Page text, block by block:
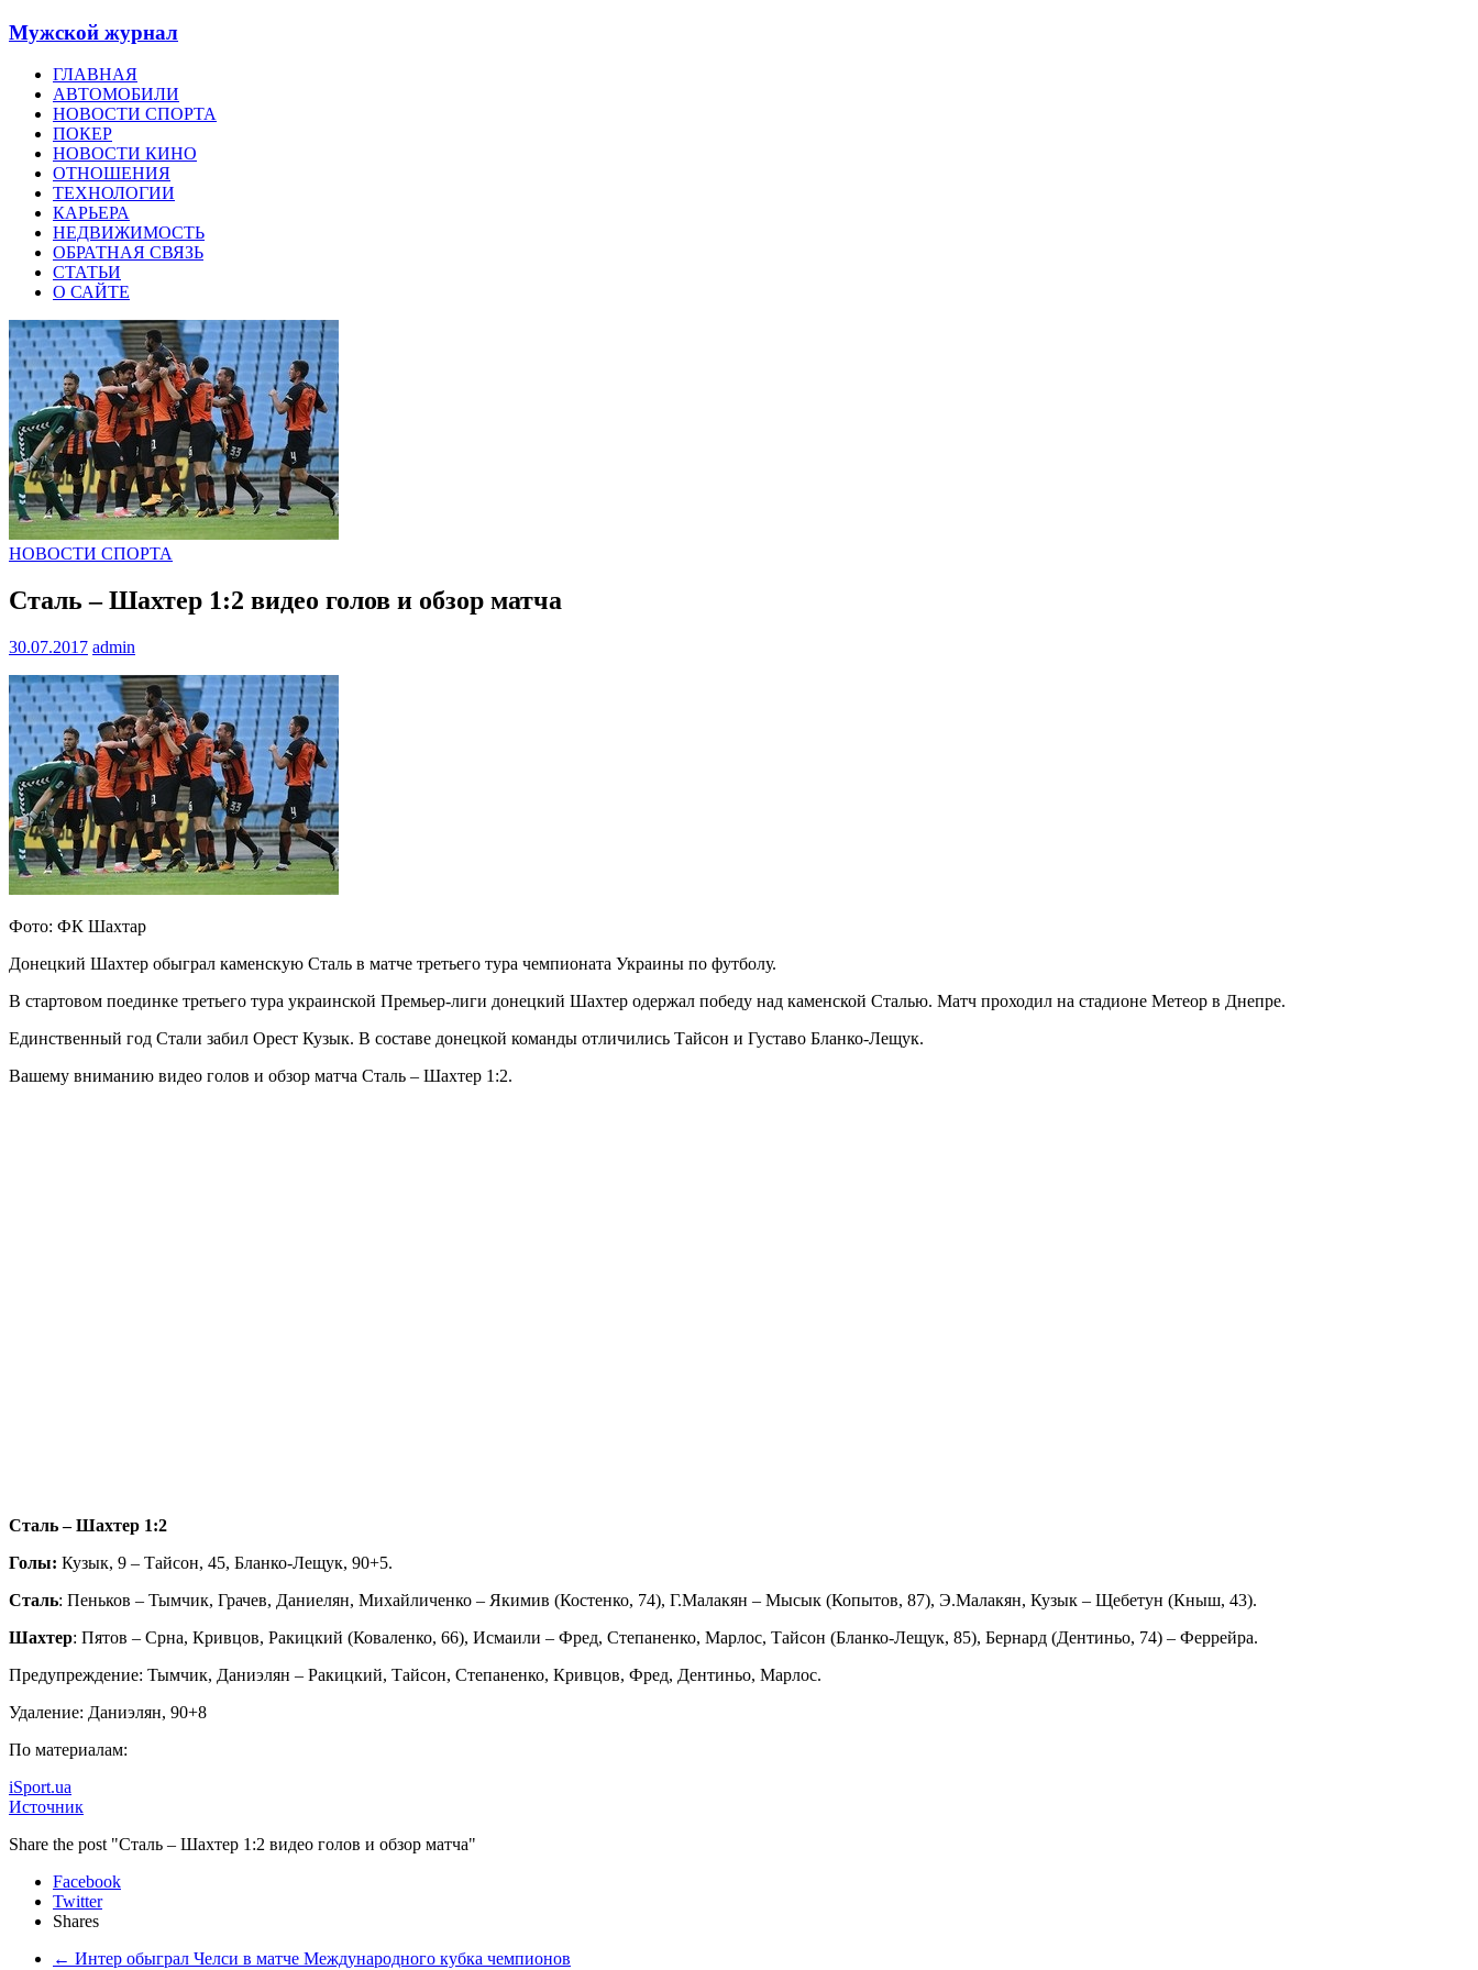
Мужской журнал
ГЛАВНАЯ
АВТОМОБИЛИ
НОВОСТИ СПОРТА
ПОКЕР
НОВОСТИ КИНО
ОТНОШЕНИЯ
ТЕХНОЛОГИИ
КАРЬЕРА
НЕДВИЖИМОСТЬ
ОБРАТНАЯ СВЯЗЬ
СТАТЬИ
О САЙТЕ
НОВОСТИ СПОРТА
Сталь – Шахтер 1:2 видео голов и обзор матча
30.07.2017 admin
Фото: ФК Шахтар
Донецкий Шахтер обыграл каменскую Сталь в матче третьего тура чемпионата Украины по футболу.
В стартовом поединке третьего тура украинской Премьер-лиги донецкий Шахтер одержал победу над каменской Сталью. Матч проходил на стадионе Метеор в Днепре.
Единственный год Стали забил Орест Кузык. В составе донецкой команды отличились Тайсон и Густаво Бланко-Лещук.
Вашему вниманию видео голов и обзор матча Сталь – Шахтер 1:2.
Сталь – Шахтер 1:2
Голы: Кузык, 9 – Тайсон, 45, Бланко-Лещук, 90+5.
Сталь: Пеньков – Тымчик, Грачев, Даниелян, Михайличенко – Якимив (Костенко, 74), Г.Малакян – Мысык (Копытов, 87), Э.Малакян, Кузык – Щебетун (Кныш, 43).
Шахтер: Пятов – Срна, Кривцов, Ракицкий (Коваленко, 66), Исмаили – Фред, Степаненко, Марлос, Тайсон (Бланко-Лещук, 85), Бернард (Дентиньо, 74) – Феррейра.
Предупреждение: Тымчик, Даниэлян – Ракицкий, Тайсон, Степаненко, Кривцов, Фред, Дентиньо, Марлос.
Удаление: Даниэлян, 90+8
По материалам:
iSport.ua
Источник
Share the post "Сталь – Шахтер 1:2 видео голов и обзор матча"
Facebook
Twitter
Shares
← Интер обыграл Челси в матче Международного кубка чемпионов